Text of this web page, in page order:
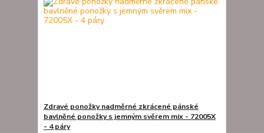
Zdravé ponožky nadměrné zkrácené pánské
bavlněné ponožky s jemným svěrem mix - 72005X
- 4 páry